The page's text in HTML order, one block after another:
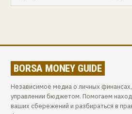
BORSA MONEY GUIDE
Независимое медиа о личных финансах,
управлении бюджетом. Помогаем
ваших сбережений и разбираться в